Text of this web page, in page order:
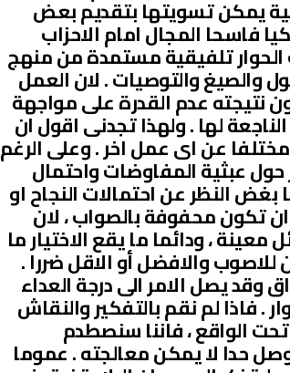
يمكن تسويتها بتقديم بعض
فاسحا المجال امام الاحزاب
الحوار تلفيقية مستمدة من منهج
والصيغ والتوصيات . لان العمل
نتيجته عدم القدرة على مواجهة
لها . ولهذا تجدنى اقول ان
عن اى عمل اخر . وعلى الرغم
عبثية المفاوضات واحتمال
بغض النظر عن احتمالات النجاح او
ان تكون محفوفة بالصواب ، لان
، ودائما ما يقع الاختيار ما
للاصوب والافضل أو الاقل ضررا .
وقد يصل الامر الى درجة العداء
. فاذا لم نقم بالتفكير والنقاش
الواقع ، فاننا سنصطدم
حدا لا يمكن معالجته . عموما